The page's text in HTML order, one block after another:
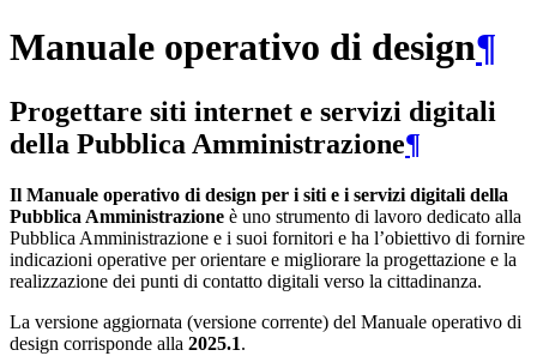
Manuale operativo di design¶
Progettare siti internet e servizi digitali
della Pubblica Amministrazione¶
Il Manuale operativo di design per i siti e i servizi digitali della
Pubblica Amministrazione è uno strumento di lavoro dedicato alla
Pubblica Amministrazione e i suoi fornitori e ha l’obiettivo di fornire
indicazioni operative per orientare e migliorare la progettazione e la
realizzazione dei punti di contatto digitali verso la cittadinanza.
La versione aggiornata (versione corrente) del Manuale operativo di
design corrisponde alla 2025.1.